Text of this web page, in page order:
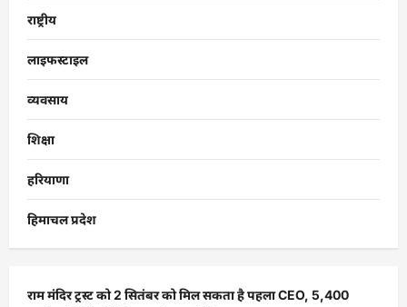
राष्ट्रीय
लाइफस्टाइल
व्यवसाय
शिक्षा
हरियाणा
हिमाचल प्रदेश
राम मंदिर ट्रस्ट को 2 सितंबर को मिल सकता है पहला CEO, 5,400